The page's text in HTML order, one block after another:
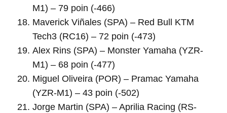
M1) – 79 poin (-466)
Maverick Viñales (SPA) – Red Bull KTM
Tech3 (RC16) – 72 poin (-473)
Alex Rins (SPA) – Monster Yamaha (YZR-
M1) – 68 poin (-477)
Miguel Oliveira (POR) – Pramac Yamaha
(YZR-M1) – 43 poin (-502)
Jorge Martin (SPA) – Aprilia Racing (RS-